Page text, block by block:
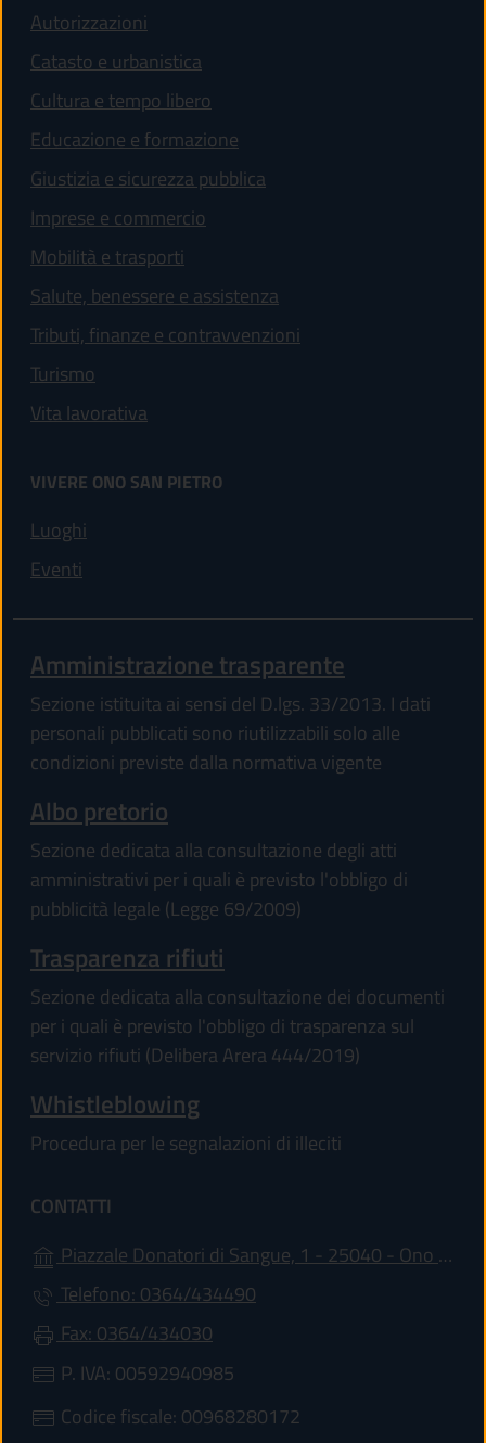
Autorizzazioni
Catasto e urbanistica
Cultura e tempo libero
Educazione e formazione
Giustizia e sicurezza pubblica
Imprese e commercio
Mobilità e trasporti
Salute, benessere e assistenza
Tributi, finanze e contravvenzioni
Turismo
Vita lavorativa
VIVERE ONO SAN PIETRO
Luoghi
Eventi
Amministrazione trasparente
Sezione istituita ai sensi del D.lgs. 33/2013. I dati
personali pubblicati sono riutilizzabili solo alle
condizioni previste dalla normativa vigente
Albo pretorio
Sezione dedicata alla consultazione degli atti
amministrativi per i quali è previsto l'obbligo di
pubblicità legale (Legge 69/2009)
Trasparenza rifiuti
Sezione dedicata alla consultazione dei documenti
per i quali è previsto l'obbligo di trasparenza sul
servizio rifiuti (Delibera Arera 444/2019)
Whistleblowing
Procedura per le segnalazioni di illeciti
CONTATTI
Piazzale Donatori di Sangue, 1 - 25040 - Ono San Pietro
Telefono: 0364/434490
Fax: 0364/434030
P. IVA: 00592940985
Codice fiscale: 00968280172